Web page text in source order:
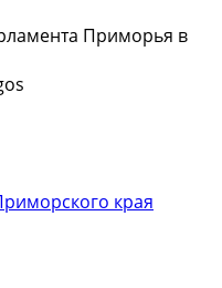
Приморья в
края